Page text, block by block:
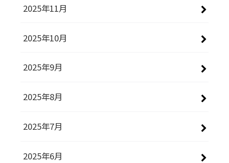
2025年11月
2025年10月
2025年9月
2025年8月
2025年7月
2025年6月